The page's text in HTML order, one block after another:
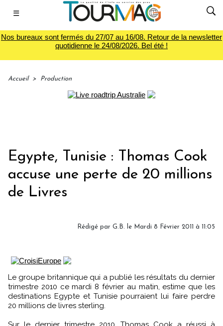
☰
Nos bureaux sont fermés du 27/07 au 16/08. Retour de la newsletter
quotidienne le 24/08/2026. Bel été !
Accueil > Production
Egypte, Tunisie : Thomas Cook
accuse une perte de 20 millions
de Livres
Rédigé par G.B. le Mardi 8 Février 2011 à 11:05
Le groupe britannique qui a publié les résultats du dernier
trimestre 2010 ce mardi 8 février au matin, estime que les
destinations Egypte et Tunisie pourraient lui faire perdre
20 millions de livres sterling.